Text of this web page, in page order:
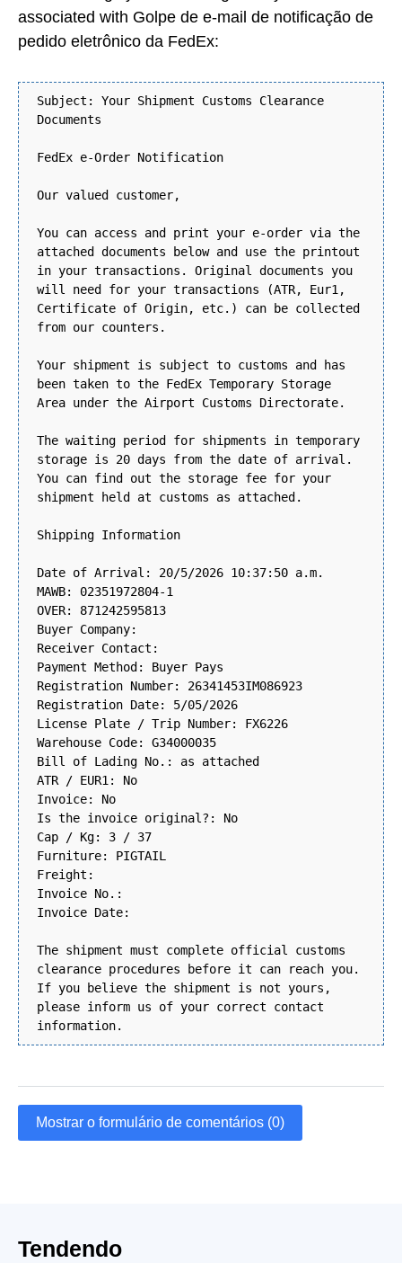
associated with Golpe de e-mail de notificação de
pedido eletrônico da FedEx:
Subject: Your Shipment Customs Clearance
Documents
FedEx e-Order Notification
Our valued customer,
You can access and print your e-order via the
attached documents below and use the printout
in your transactions. Original documents you
will need for your transactions (ATR, Eur1,
Certificate of Origin, etc.) can be collected
from our counters.
Your shipment is subject to customs and has
been taken to the FedEx Temporary Storage
Area under the Airport Customs Directorate.
The waiting period for shipments in temporary
storage is 20 days from the date of arrival.
You can find out the storage fee for your
shipment held at customs as attached.
Shipping Information
Date of Arrival: 20/5/2026 10:37:50 a.m.
MAWB: 02351972804-1
OVER: 871242595813
Buyer Company:
Receiver Contact:
Payment Method: Buyer Pays
Registration Number: 26341453IM086923
Registration Date: 5/05/2026
License Plate / Trip Number: FX6226
Warehouse Code: G34000035
Bill of Lading No.: as attached
ATR / EUR1: No
Invoice: No
Is the invoice original?: No
Cap / Kg: 3 / 37
Furniture: PIGTAIL
Freight:
Invoice No.:
Invoice Date:
The shipment must complete official customs
clearance procedures before it can reach you.
If you believe the shipment is not yours,
please inform us of your correct contact
information.
Mostrar o formulário de comentários (0)
Tendendo